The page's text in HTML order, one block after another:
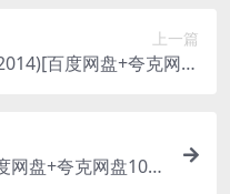
上一篇
百度网盘+夸克网盘
网盘+夸克网盘108